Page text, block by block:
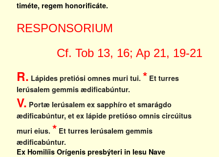
timéte, regem honorificáte.
RESPONSORIUM
Cf. Tob 13, 16; Ap 21, 19-21
R. Lápides pretiósi omnes muri tui. * Et turres
Ierúsalem gemmis ædificabúntur.
V. Portæ Ierúsalem ex sapphíro et smarágdo
ædificabúntur, et ex lápide pretióso omnis circúitus
muri eius. * Et turres Ierúsalem gemmis
ædificabúntur.
Ex Homilíis Orígenis presbýteri in Iesu Nave